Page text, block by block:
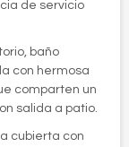
de servicio
baño
con hermosa
comparten un
salida a patio.
cubierta con